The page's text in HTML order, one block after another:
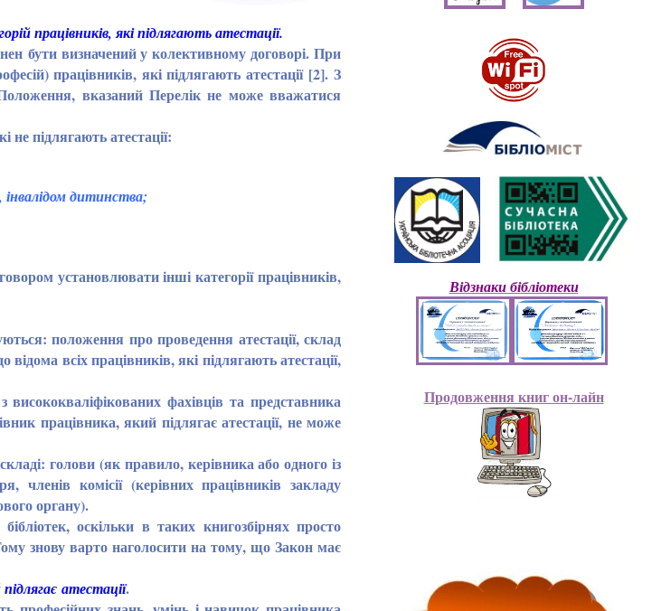
працівників, які підлягають атестації.
бути визначений у колективному договорі. При
працівників, які підлягають атестації [2]. З
вказаний Перелік не може вважатися
не підлягають атестації:
інвалідом дитинства;
установлювати інші категорії працівників,
положення про проведення атестації, склад
відома всіх працівників, які підлягають атестації,
фахівців та представника
працівника, який підлягає атестації, не може
голови (як правило, керівника або одного із
членів комісії (керівних працівників закладу
органу).
оскільки в таких книгозбірнях просто
знову варто наголосити на тому, що Закон має
атестації.
Відзнаки бібліотеки
Продовження книг он-лайн